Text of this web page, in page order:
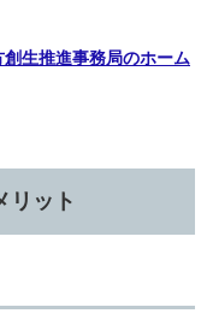
創生推進事務局のホーム
リット